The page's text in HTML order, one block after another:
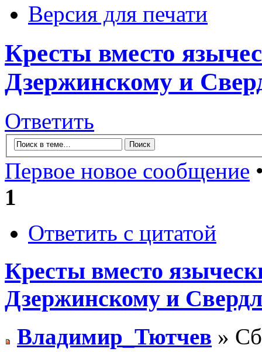
Версия для печати
Кресты вместо
Дзержинскому и
Ответить
Первое новое сообщение
1
Ответить с цитатой
Кресты вместо
Дзержинскому и
Владимир_Тютчев »